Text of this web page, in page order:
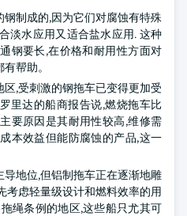
制成的,因为它们对腐蚀有特殊
淡水应用又适合盐水应用. 这种
钢要长,在价格和耐用性方面对
帮助。
,受刺激的钢拖车已变得更加受
里达的船商报告说,燃烧拖车比
要原因是其耐用性较高,维修需
本效益但能防腐蚀的产品,这一
地位,但铝制拖车正在逐渐地雕
考虑轻量级设计和燃料效率的用
绳条例的地区,这些船只尤其可